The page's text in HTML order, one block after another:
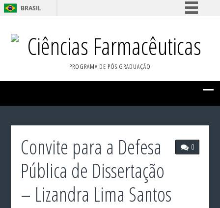
BRASIL
Comunica BR
Participe
Acesso à informação
Ciências Farmacêuticas
PROGRAMA DE PÓS GRADUAÇÃO
0
Convite para a Defesa
Pública de Dissertação
– Lizandra Lima Santos